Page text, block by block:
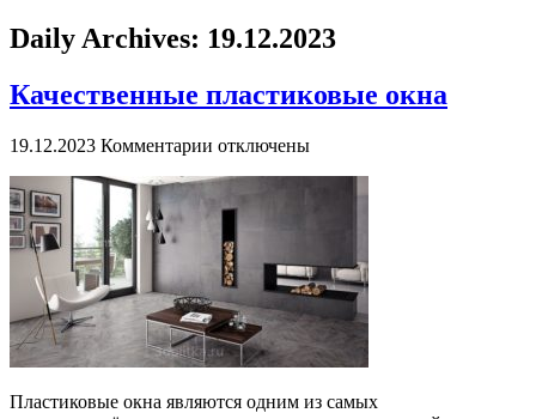
Daily Archives: 19.12.2023
Качественные пластиковые окна
19.12.2023 Комментарии к
Качественные
пластиковые
отключены
Пластиковые окна являются одним из самых